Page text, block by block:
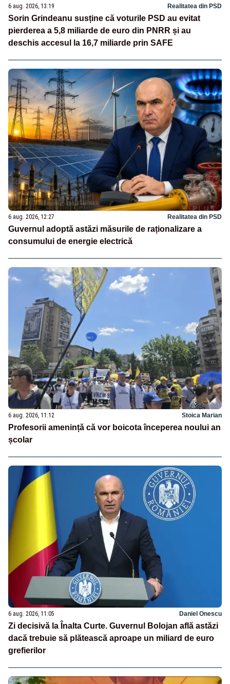
6 aug. 2026, 13:19 Realitatea din PSD
Sorin Grindeanu susține că voturile PSD au evitat
pierderea a 5,8 miliarde de euro din PNRR și au
deschis accesul la 16,7 miliarde prin SAFE
6 aug. 2026, 12:27 Realitatea din PSD
Guvernul adoptă astăzi măsurile de raționalizare a
consumului de energie electrică
6 aug. 2026, 11:12 Stoica Marian
Profesorii amenință că vor boicota începerea noului an
școlar
6 aug. 2026, 11:05 Daniel Onescu
Zi decisivă la Înalta Curte. Guvernul Bolojan află astăzi
dacă trebuie să plătească aproape un miliard de euro
grefierilor